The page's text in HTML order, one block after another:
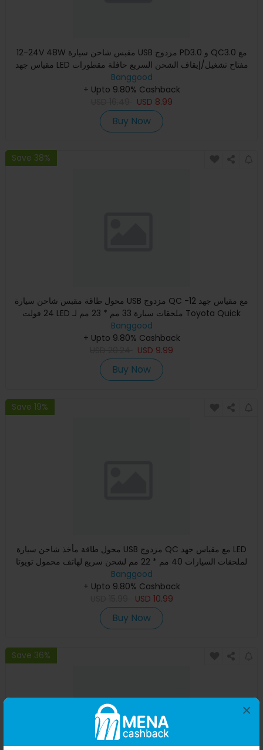
×
12-24V 48W مقبس شاحن سيارة USB مزدوج PD3.0 و QC3.0 مع
مقياس جهد LED مفتاح تشغيل/إيقاف الشحن السريع حافلة مقطورات
قوارب
Banggood
+ Upto 9.80% Cashback
USD 8.99
Buy Now
Save 38%
محول طاقة مقبس شاحن سيارة USB مزدوج QC مع مقياس جهد 12-
24 فولت LED ملحقات سيارة 33 مم * 23 مم لـ Toyota Quick
Charge لله
Banggood
+ Upto 9.80% Cashback
USD 9.99
Buy Now
Save 19%
محول طاقة مأخذ شاحن سيارة USB مزدوج QC مع مقياس جهد LED
لملحقات السيارات 40 مم * 22 مم لشحن سريع لهاتف محمول تويوتا
12-2
Banggood
+ Upto 9.80% Cashback
USD 10.99
Buy Now
Save 36%